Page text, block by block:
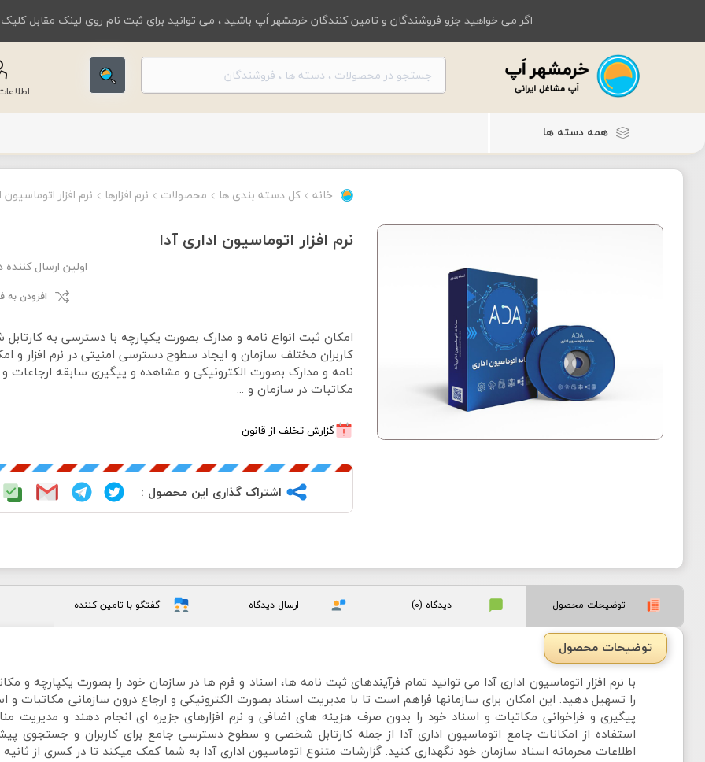
اگر می خواهید جزو فروشندگان و تامین کنندگان خرمشهر اَپ باشید ، می توانید برای ثبت نام روی لینک مقابل
همه دسته ها
خانه کل دسته بندی ها محصولات نرم افزارها نرم افزار اتوماسیون
نرم افزار اتوماسیون اداری آدا
اولین ارسال
افزودن به
امکان ثبت انواع نامه و مدارک بصورت یکپارچه با دسترسی به
کاربران مختلف سازمان و ایجاد سطوح دسترسی امنیتی در نرم افزار و
نامه و مدارک بصورت الکترونیکی و مشاهده و پیگیری سابقه ارجاعات
مکاتبات در سازمان و ...
گزارش تخلف از قانون
اشتراک گذاری این محصول :
توضیحات محصول دیدگاه (0) ارسال دیدگاه گفتگو با تامین کننده
توضیحات محصول
با نرم افزار اتوماسیون اداری آدا می توانید تمام فرآیندهای ثبت نامه ها، اسناد و فرم ها در سازمان خود را بصورت یکپارچه و
را تسهیل دهید. این امکان برای سازمانها فراهم است تا با مدیریت اسناد بصورت الکترونیکی و ارجاع درون سازمانی مکاتبات و
پیگیری و فراخوانی مکاتبات و اسناد خود را بدون صرف هزینه های اضافی و نرم افزارهای جزیره ای انجام دهند و مدیریت
استفاده از امکانات جامع اتوماسیون اداری آدا از جمله کارتابل شخصی و سطوح دسترسی جامع برای کاربران و جستجوی
اطلاعات محرمانه اسناد سازمان خود نگهداری کنید. گزارشات متنوع اتوماسیون اداری آدا به شما کمک میکند تا در کسری از